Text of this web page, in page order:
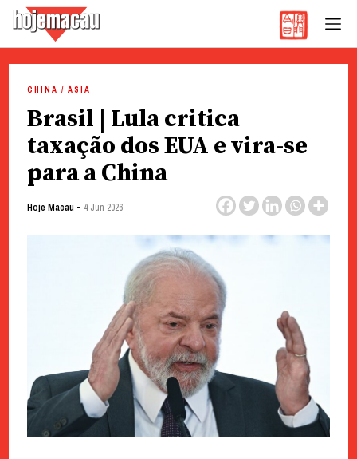
content
CHINA / ÁSIA
Brasil | Lula critica
taxação dos EUA e vira-se
para a China
Hoje Macau - 4 Jun 2026